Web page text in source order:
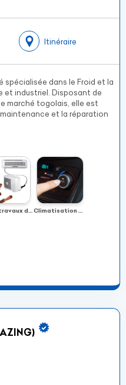
Itinéraire
spécialisée dans le Froid et la
et industriel. Disposant de
marché togolais, elle est
et la réparation
Tous travaux de froid & d’électricité Climatisation automobile